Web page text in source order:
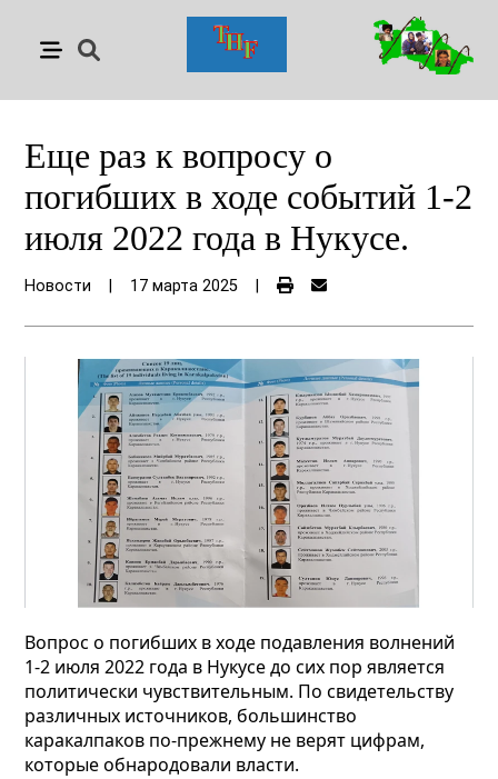
Еще раз к вопросу о
погибших в ходе событий 1-2
июля 2022 года в Нукусе.
Новости 17 марта 2025
Вопрос о погибших в ходе подавления волнений
1-2 июля 2022 года в Нукусе до сих пор является
политически чувствительным. По свидетельству
различных источников, большинство
каракалпаков по-прежнему не верят цифрам,
которые обнародовали власти.